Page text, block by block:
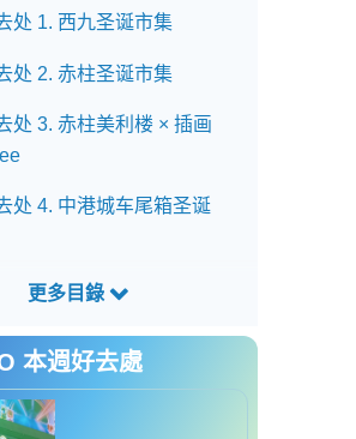
处 1. 西九圣诞市集
处 2. 赤柱圣诞市集
处 3. 赤柱美利楼 × 插画
处 4. 中港城车尾箱圣诞
处 5. K11 MUSEA
处 6. 皇后像广场
Market in Central
本週好去處